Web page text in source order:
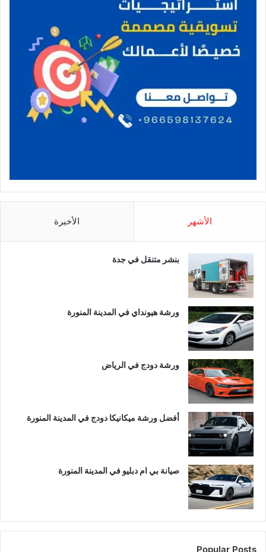
الأشهر الأخيرة
بنشر متنقل في جدة
ورشة هيونداي في المدينة المنورة
ورشة دودج في الرياض
أفضل ورشة ميكانيكا دودج في المدينة المنورة
صيانة بي ام دبليو في المدينة المنورة
Popular Posts